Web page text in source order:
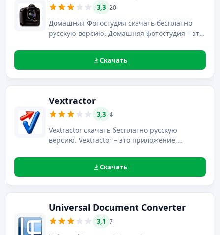
3,3 20
Домашняя Фотостудия скачать бесплатно
русскую версию. Домашняя фотостудия – это
Скачать
Vextractor
3,3 4
Vextractor скачать бесплатно русскую
версию. Vextractor – это приложение,
Скачать
Universal Document Converter
3,1 7